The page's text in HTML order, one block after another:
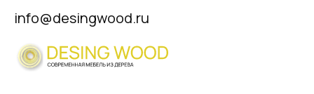
info@desingwood.ru